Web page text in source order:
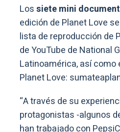
Lossiete mini
edición de Planet Love
lista de reproducción de
de YouTube de National
Latinoamérica, así como
Planet Love:
“A través de su
protagonistas -algunos
han trabajado con